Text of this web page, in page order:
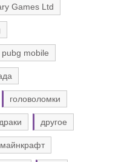
Games Ltd
pubg mobile
головоломки
другое
майнкрафт